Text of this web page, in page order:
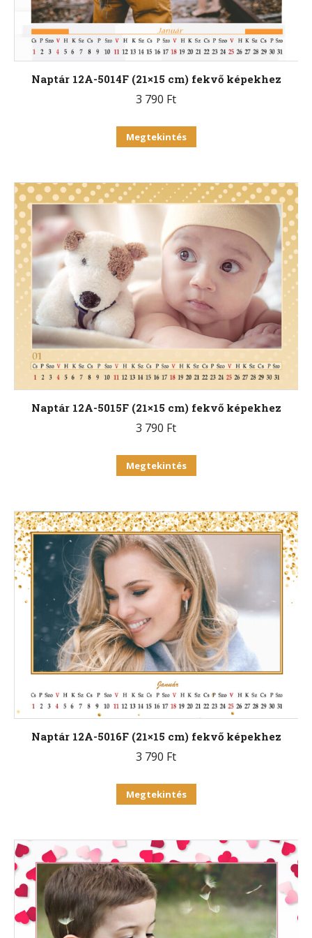
ki
Naptár 12A-5014F (21×15 cm) fekvő képekhez
3 790 Ft
Megtekintés
több
van.
A
változatok
a
termékoldalon
választhatók
ki
Naptár 12A-5015F (21×15 cm) fekvő képekhez
3 790 Ft
Megtekintés
több
variációja
van.
A
változatok
a
termékoldalon
választhatók
ki
Naptár 12A-5016F (21×15 cm) fekvő képekhez
3 790 Ft
Megtekintés
több
variációja
van.
A
változatok